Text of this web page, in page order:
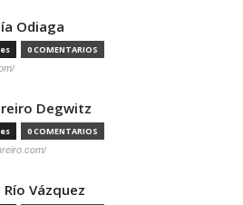
Odiaga
0 COMENTARIOS
Degwitz
0 COMENTARIOS
Vázquez